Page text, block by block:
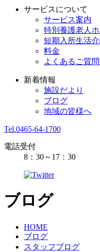
サービスについて
サービス案内
特別養護老人
短期入所生活
料金
よくあるご質問
新着情報
施設だより
ブログ
地域の皆様へ
Tel.0465-64-1700
電話受付
8：30～17：30
ブログ
HOME
ブログ
スタッフブログ